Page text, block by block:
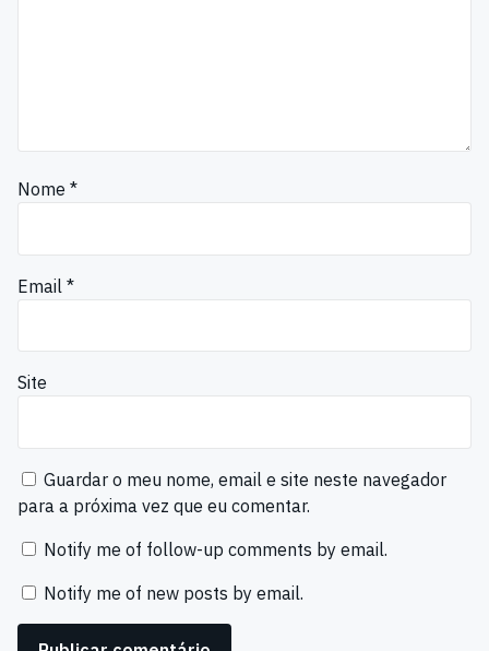
Nome *
Email *
Site
Guardar o meu nome, email e site neste navegador
para a próxima vez que eu comentar.
Notify me of follow-up comments by email.
Notify me of new posts by email.